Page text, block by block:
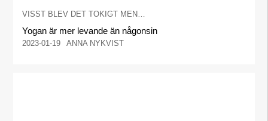
VISST BLEV DET TOKIGT MEN…
Yogan är mer levande än någonsin
2023-01-19 ANNA NYKVIST